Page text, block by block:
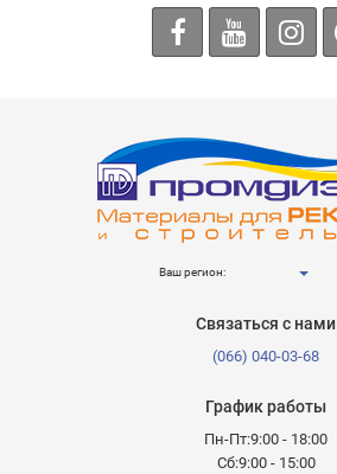
Ваш регион:
Связаться с нами
(066) 040-03-68
График работы
Пн-Пт:9:00 - 18:00
Сб:9:00 - 15:00